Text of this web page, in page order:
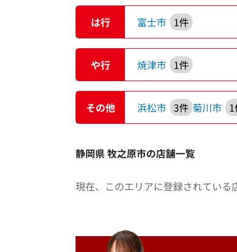
は行 富士市 1件
や行 焼津市 1件
その他 浜松市 3件 菊川市
静岡県 牧之原市の店舗一覧
現在、このエリアに登録されている